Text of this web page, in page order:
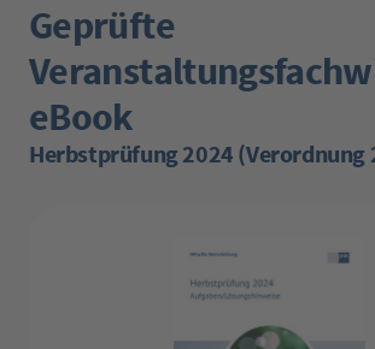
Geprüfte
eBook
Herbstprüfung 2024 (Verordnung